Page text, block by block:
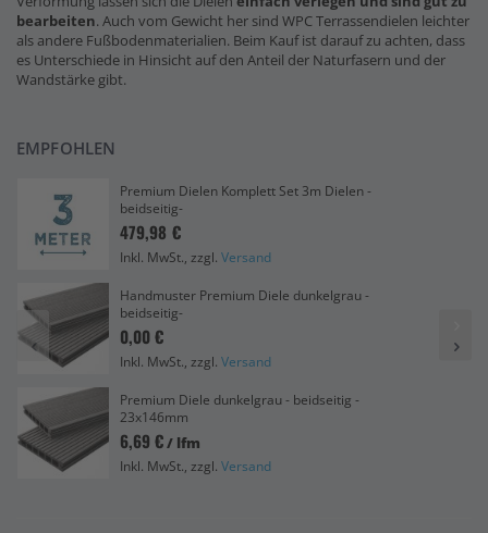
bearbeiten. Auch vom Gewicht her sind WPC Terrassendielen leichter
als andere Fußbodenmaterialien. Beim Kauf ist darauf zu achten, dass
es Unterschiede in Hinsicht auf den Anteil der Naturfasern und der
Wandstärke gibt.
EMPFOHLEN
Premium Dielen Komplett Set 3m Dielen -
beidseitig-
479,98 €
Inkl. MwSt., zzgl. Versand
Handmuster Premium Diele dunkelgrau -
beidseitig-
0,00 €
Inkl. MwSt., zzgl. Versand
Premium Diele dunkelgrau - beidseitig -
23x146mm
6,69 €/ lfm
Inkl. MwSt., zzgl. Versand